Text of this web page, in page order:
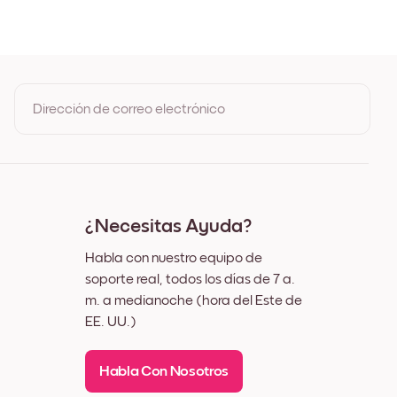
Dirección de correo electrónico
¿Necesitas Ayuda?
Habla con nuestro equipo de
soporte real, todos los días de 7 a.
m. a medianoche (hora del Este de
EE. UU.)
Habla Con Nosotros